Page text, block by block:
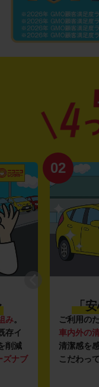
み。
存イ
削減
ズナブ
02
「
ご利用の
車内外の
清潔感を
こだわっ